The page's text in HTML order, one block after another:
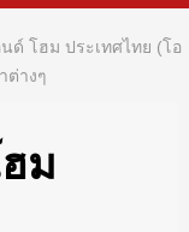
ด์ โฮม ประเทศไทย (โอ
ต่างๆ
ม